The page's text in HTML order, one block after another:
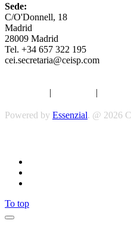
Sede:
C/O'Donnell, 18
Madrid
28009 Madrid
Tel. +34 657 322 195
cei.secretaria@ceisp.com
| |
Powered by Essenzial. @ 2026
To top